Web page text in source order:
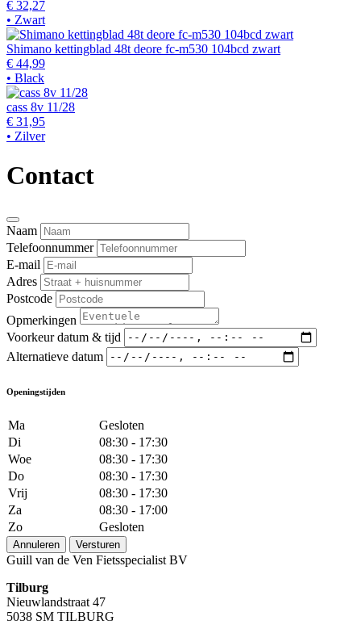
€ 32,27
• Zwart
Shimano kettingblad 48t deore fc-m530 104bcd zwart
€ 44,99
• Black
cass 8v 11/28
€ 31,95
• Zilver
Contact
Naam
Telefoonnummer
E-mail
Adres
Postcode
Opmerkingen
Voorkeur datum & tijd
Alternatieve datum
Openingstijden
Ma
Gesloten
Di
08:30 - 17:30
Woe
08:30 - 17:30
Do
08:30 - 17:30
Vrij
08:30 - 17:30
Za
08:30 - 17:00
Zo
Gesloten
Annuleren Versturen
Guill van de Ven Fietsspecialist BV
Tilburg
Nieuwlandstraat 47
5038 SM TILBURG